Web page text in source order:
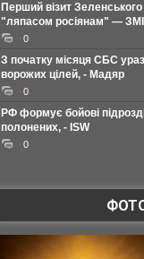
Перший візит Зеленського
"ляпасом росіянам" — ЗМІ
0
З початку місяця СБС
ворожих цілей, - Мадяр
0
РФ формує бойові
полонених, - ISW
0